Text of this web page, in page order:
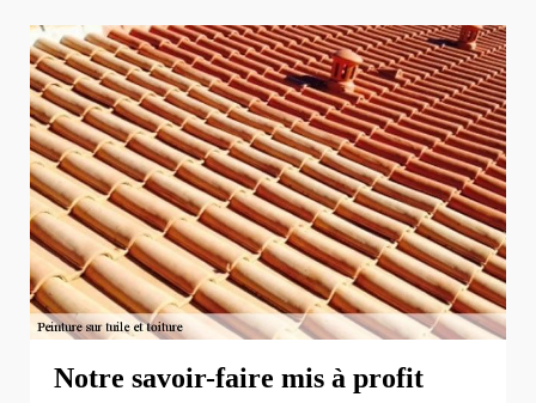
Notre savoir-faire mis à profit